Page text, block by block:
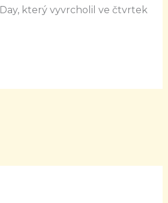
který vyvrcholil ve čtvrtek